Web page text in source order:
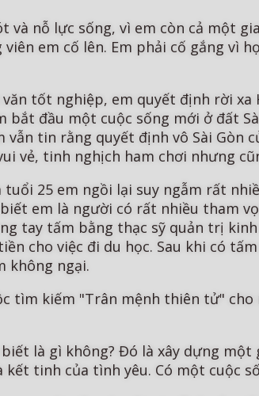
và nỗ lực sống, vì em còn cả một
em cố lên. Em phải cố gắng
tốt nghiệp, em quyết định rời
bắt đầu một cuộc sống mới ở đất
vẫn tin rằng quyết định vô Sài
vẻ, tinh nghịch ham chơi nhưng
25 em ngồi lại suy ngẫm rất
em là người có rất nhiều tham
tay tấm bằng thạc sỹ quản trị
cho việc đi du học. Sau khi có
không ngại.
tìm kiếm "Trân mệnh thiên tử"
là gì không? Đó là xây dựng
tinh của tình yêu. Có một cuộc